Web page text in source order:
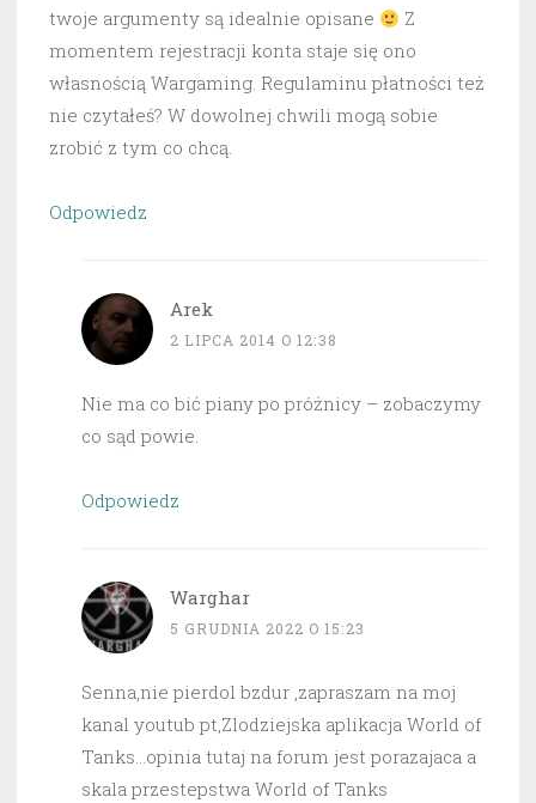
twoje argumenty są idealnie opisane
Z
momentem rejestracji konta staje się ono
własnością Wargaming. Regulaminu płatności też
nie czytałeś? W dowolnej chwili mogą sobie
zrobić z tym co chcą.
Odpowiedz
Arek
2 LIPCA 2014 O 12:38
Nie ma co bić piany po próżnicy – zobaczymy
co sąd powie.
Odpowiedz
Warghar
5 GRUDNIA 2022 O 15:23
Senna,nie pierdol bzdur ,zapraszam na moj
kanal youtub pt,Zlodziejska aplikacja World of
Tanks…opinia tutaj na forum jest porazajaca a
skala przestepstwa World of Tanks